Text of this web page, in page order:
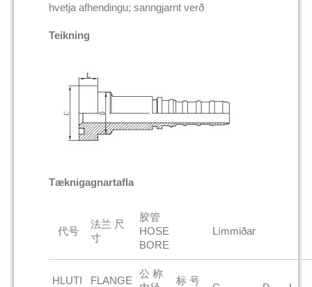
hvetja afhendingu; sanngjarnt verð
Teikning
Tæknigagnartafla
代号
法兰 尺
寸
胶管
HOSE
BORE
Límmiðar
HLUTI
FLANGE
公 称
标 号